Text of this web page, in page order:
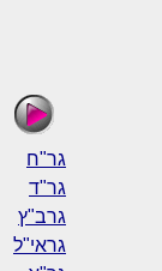
גר"ח
גר"ד
גרב"ץ
גראי"ל